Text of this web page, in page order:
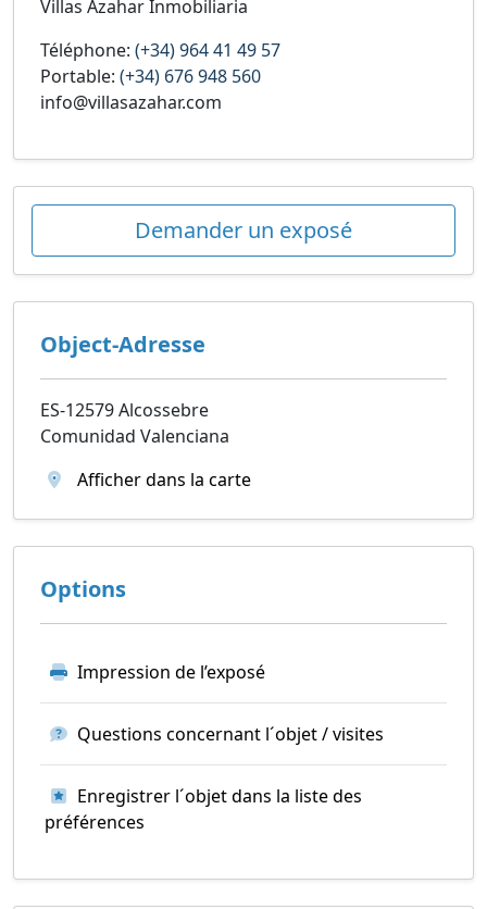
Villas Azahar Inmobiliaria
Téléphone: (+34) 964 41 49 57
Portable: (+34) 676 948 560
info@villasazahar.com
Demander un exposé
Object-Adresse
ES-12579 Alcossebre
Comunidad Valenciana
Afficher dans la carte
Options
Impression de l’exposé
Questions concernant l´objet / visites
Enregistrer l´objet dans la liste des
préférences